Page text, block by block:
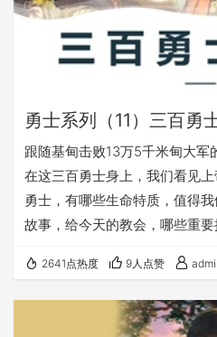
勇士系列（11）三百勇
跟随基甸击败13万5千米甸大军
在这三百勇士身上，我们看见
勇士，有哪些生命特质，值得
故事，给今天的教会，哪些重
您收听： 《三百勇士》 更多精
fuyin116.com；欢迎在浏览器
微信的限制 本文链接（在微信
2641点热度 9人点赞